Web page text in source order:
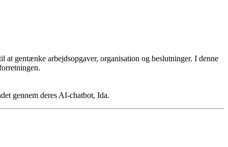
at gentænke arbejdsopgaver, organisation og beslutninger. I denne
gennem deres AI-chatbot, Ida.